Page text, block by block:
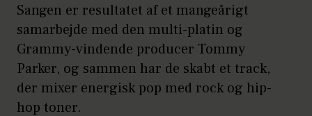
Sangen er resultatet af et mangeårigt
samarbejde med den multi-platin og
Grammy-vindende producer Tommy
Parker, og sammen har de skabt et track,
der mixer energisk pop med rock og hip-
hop toner.